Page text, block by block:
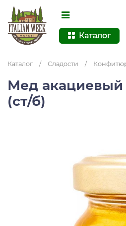
Каталог
Каталог / Сладости /
Мед акациевый
(ст/б)